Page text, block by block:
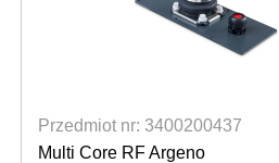
Przedmiot nr: 3400200437
Multi Core RF Argeno